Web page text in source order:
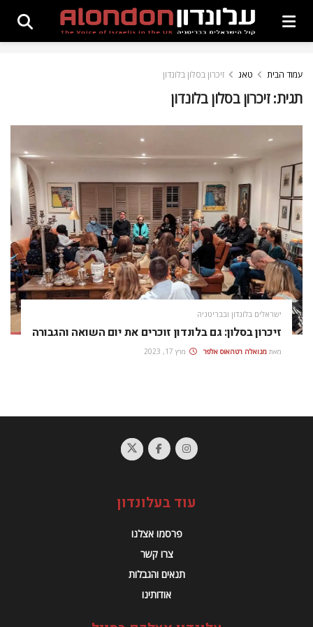
עמוד הבית טאג זיכרון בסלון בלונדון
תגית:זיכרון בסלון בלונדון
ישראלים בלונדון ובבריטניה
זיכרון בסלון: גם בלונדון זוכרים את יום השואה והגבורה
מאת מנואלה רטהאוס אלפר מרץ 17, 2023
עוד בעלונדון
פרסמו אצלנו
צרו קשר
תנאים והגבלות
אודותינו